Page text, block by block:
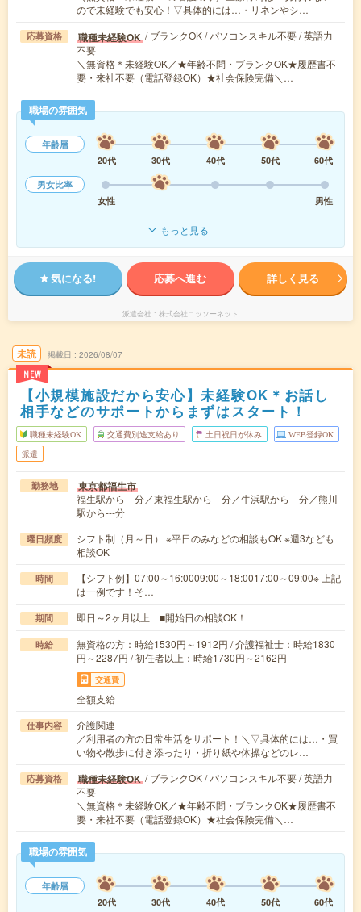
ので未経験でも安心！▽具体的には…・リネンやシ…
応募資格 職種未経験OK / ブランクOK / パソコンスキル不要 / 英語力
不要
＼無資格＊未経験OK／★年齢不問・ブランクOK★履歴書不
要・来社不要（電話登録OK）★社会保険完備＼…
職場の雰囲気
年齢層
20代
30代 40代 50代
60代
男女比率
女性
男性
もっと見る
気になる! 応募へ進む 詳しく見る
派遣会社 株式会社ニッソーネット
未読
NEW
掲載日 2026/08/07
【小規模施設だから安心】未経験OK＊お話し
相手などのサポートからまずはスタート！
職種未経験OK 交通費別途支給あり 土日祝日が休み WEB登録OK
派遣
勤務地 東京都福生市
福生駅から---分／東福生駅から---分／牛浜駅から---分／熊川
駅から---分
曜日頻度
シフト制（月～日） ※平日のみなどの相談もOK ※週3なども
相談OK
時間
【シフト例】07:00～16:0009:00～18:0017:00～09:00※ 上記
は一例です！そ…
期間 即日～2ヶ月以上 ■開始日の相談OK！
時給
無資格の方：時給1530円～1912円 / 介護福祉士：時給1830
円～2287円 / 初任者以上：時給1730円～2162円
交通費
全額支給
仕事内容
介護関連
／利用者の方の日常生活をサポート！＼▽具体的には…・買
い物や散歩に付き添ったり・折り紙や体操などのレ…
応募資格 職種未経験OK / ブランクOK / パソコンスキル不要 / 英語力
不要
＼無資格＊未経験OK／★年齢不問・ブランクOK★履歴書不
要・来社不要（電話登録OK）★社会保険完備＼…
職場の雰囲気
年齢層
20代
30代 40代 50代
60代